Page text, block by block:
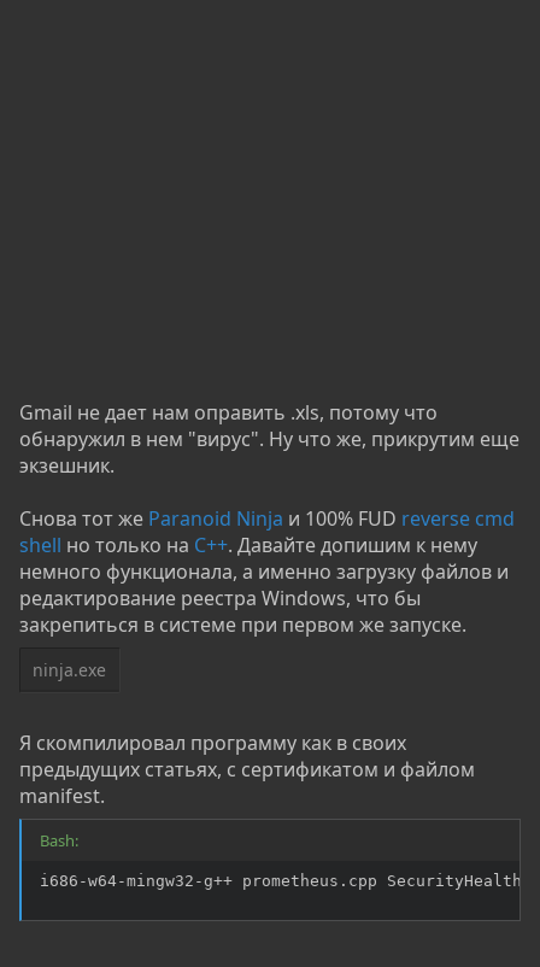
Gmail не дает нам оправить .xls, потому что
обнаружил в нем "вирус". Ну что же, прикрутим еще
экзешник.
Снова тот же Paranoid Ninja и 100% FUD reverse cmd
shell но только на C++. Давайте допишим к нему
немного функционала, а именно загрузку файлов и
редактирование реестра Windows, что бы
закрепиться в системе при первом же запуске.
ninja.exe
Я скомпилировал программу как в своих
предыдущих статьях, с сертификатом и файлом
manifest.
Bash:
i686-w64-mingw32-g++ prometheus.cpp